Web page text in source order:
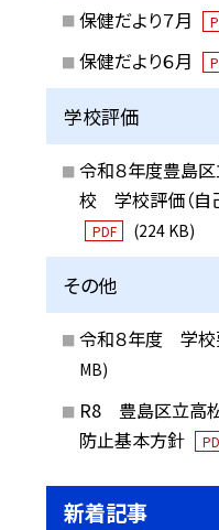
保健だより７月
保健だより６月
学校評価
令和８年度豊島
校 学校評価（自
PDF (224 KB)
その他
令和８年度 学校
MB)
R8 豊島区立高
防止基本方針
新着記事